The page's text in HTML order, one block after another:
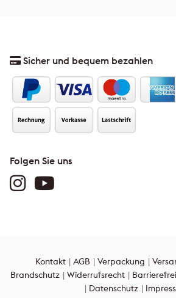
Sicher und bequem bezahlen
Folgen Sie uns
Kontakt AGB Verpackung
Brandschutz
Widerrufsrecht
Datenschutz